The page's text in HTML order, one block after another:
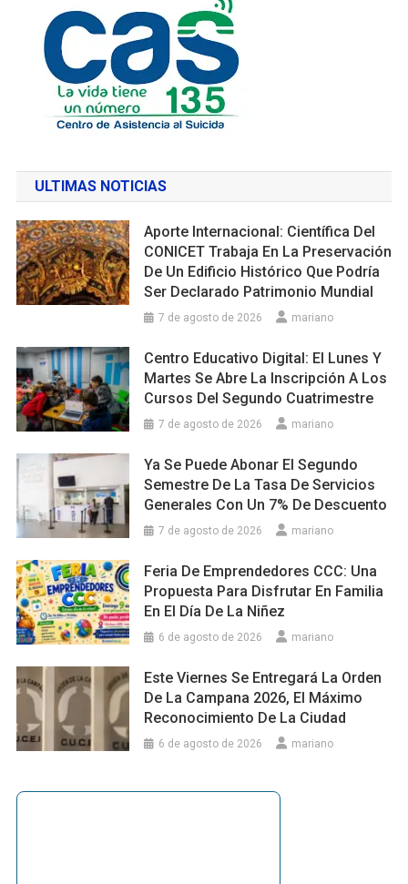
ULTIMAS NOTICIAS
Aporte Internacional: Científica Del
CONICET Trabaja En La Preservación
De Un Edificio Histórico Que Podría
Ser Declarado Patrimonio Mundial
7 de agosto de 2026 mariano
Centro Educativo Digital: El Lunes Y
Martes Se Abre La Inscripción A Los
Cursos Del Segundo Cuatrimestre
7 de agosto de 2026 mariano
Ya Se Puede Abonar El Segundo
Semestre De La Tasa De Servicios
Generales Con Un 7% De Descuento
7 de agosto de 2026 mariano
Feria De Emprendedores CCC: Una
Propuesta Para Disfrutar En Familia
En El Día De La Niñez
6 de agosto de 2026 mariano
Este Viernes Se Entregará La Orden
De La Campana 2026, El Máximo
Reconocimiento De La Ciudad
6 de agosto de 2026 mariano